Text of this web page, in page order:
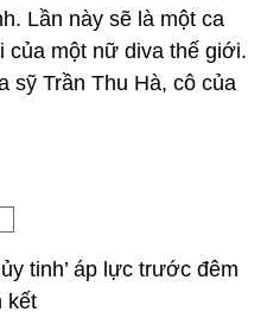
Lần này sẽ là một ca
của một nữ diva thế giới.
sỹ Trần Thu Hà, cô của